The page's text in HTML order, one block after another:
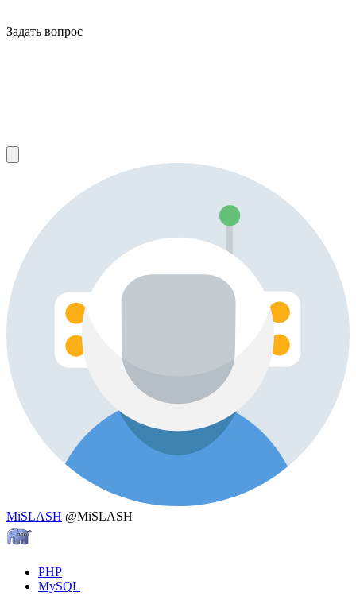
Задать вопрос
MiSLASH @MiSLASH
PHP
MySQL